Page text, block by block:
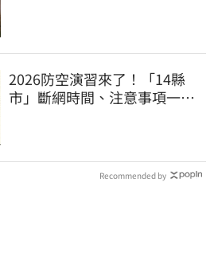
2026防空演習來了！「14縣
市」斷網時間、注意事項一次
Recommended by